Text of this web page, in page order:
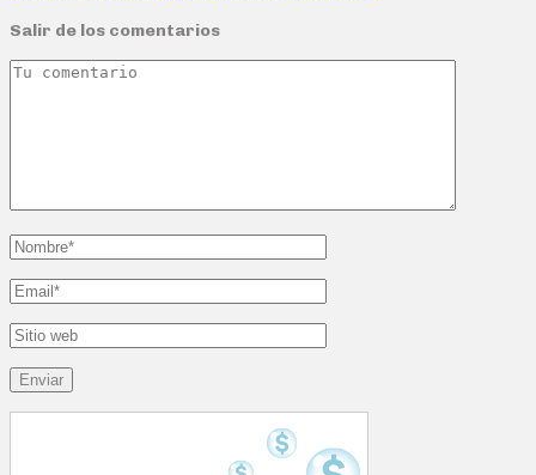
Salir de los comentarios